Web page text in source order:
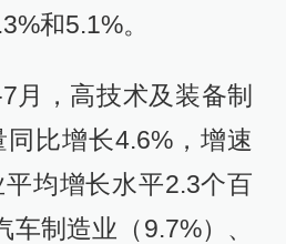
和5.1%。
月，高技术及装备制
比增长4.6%，增速
均增长水平2.3个百
制造业（9.7%）、